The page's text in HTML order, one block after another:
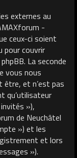
externes au
-
ceux-ci soient
pour couvrir
La seconde
vous nous
être, et n’est pas
qu’utilisateur
»),
de Neuchâtel
») et les
et lors
»).